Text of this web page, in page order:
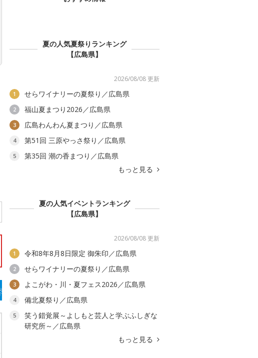
夏の人気夏祭りランキング
【広島県】
2026/08/08 更新
1 せらワイナリーの夏祭り／広島県
2 福山夏まつり2026／広島県
3 広島わんわん夏まつり／広島県
4 第51回 三原やっさ祭り／広島県
5
第35回 潮の香まつり／広島県
もっと見る
夏の人気イベントランキング
【広島県】
2026/08/08 更新
1 令和8年8月8日限定 御朱印／広島県
2 せらワイナリーの夏祭り／広島県
3 よこがわ・川・夏フェス2026／広島県
4 備北夏祭り／広島県
5
笑う錯覚展～よしもと芸人と学ぶふしぎな
研究所～／広島県
もっと見る